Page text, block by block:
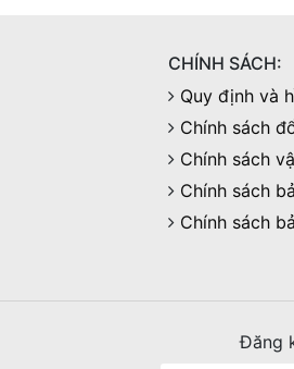
CHÍNH SÁCH:
Quy định và
Chính sách
Chính sách
Chính sách
Chính sách
Đăng